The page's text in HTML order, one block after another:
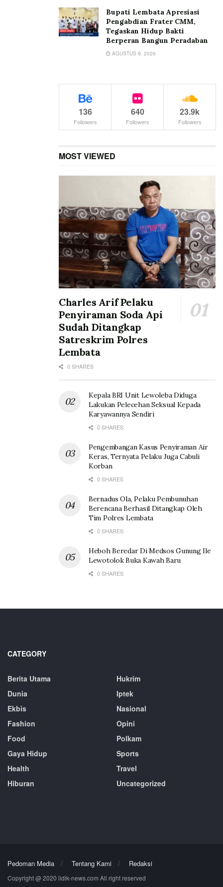
Bupati Lembata Apresiasi
Pengabdian Frater CMM,
Tegaskan Hidup Bakti
Berperan Bangun Peradaban
AGUSTUS 9, 2026
136
Followers
640
Followers
23.9k
Followers
MOST VIEWED
Charles Arif Pelaku
Penyiraman Soda Api
Sudah Ditangkap
Satreskrim Polres
Lembata
0 SHARES
Kepala BRI Unit Lewoleba Diduga
Lakukan Pelecehan Seksual Kepada
Karyawannya Sendiri
0 SHARES
Pengembangan Kasus Penyiraman Air
Keras, Ternyata Pelaku Juga Cabuli
Korban
0 SHARES
Bernadus Ola, Pelaku Pembunuhan
Berencana Berhasil Ditangkap Oleh
Tim Polres Lembata
0 SHARES
Heboh Beredar Di Medsos Gunung Ile
Lewotolok Buka Kawah Baru
0 SHARES
CATEGORY
Berita Utama
Dunia
Ekbis
Fashion
Food
Gaya Hidup
Health
Hiburan
Hukrim
Iptek
Nasional
Opini
Polkam
Sports
Travel
Uncategorized
Pedoman Media Tentang Kami Redaksi
Copyright @ 2020 lidik-news.com All right reserved